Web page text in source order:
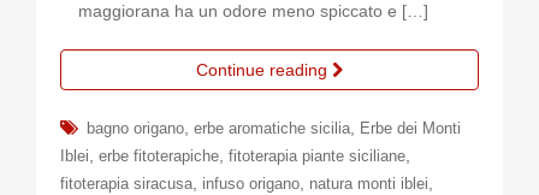
maggiorana ha un odore meno spiccato e […]
Continue reading
bagno origano, erbe aromatiche sicilia, Erbe dei Monti
Iblei, erbe fitoterapiche, fitoterapia piante siciliane,
fitoterapia siracusa, infuso origano, natura monti iblei,